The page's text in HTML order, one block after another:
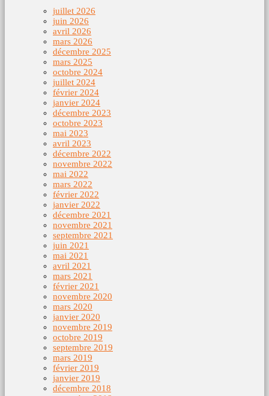
juillet 2026
juin 2026
avril 2026
mars 2026
décembre 2025
mars 2025
octobre 2024
juillet 2024
février 2024
janvier 2024
décembre 2023
octobre 2023
mai 2023
avril 2023
décembre 2022
novembre 2022
mai 2022
mars 2022
février 2022
janvier 2022
décembre 2021
novembre 2021
septembre 2021
juin 2021
mai 2021
avril 2021
mars 2021
février 2021
novembre 2020
mars 2020
janvier 2020
novembre 2019
octobre 2019
septembre 2019
mars 2019
février 2019
janvier 2019
décembre 2018